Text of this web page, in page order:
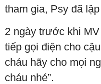
tham gia, Psy đã
2 ngày trước khi
tiếp gọi điện cho
cháu hãy cho mọi
cháu nhé”.